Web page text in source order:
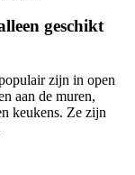
geschikt
zijn in open
aan de muren,
keukens. Ze zijn